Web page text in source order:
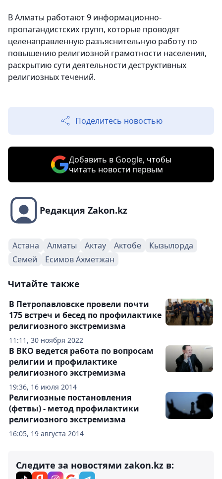
В Алматы работают 9 информационно-
пропагандистских групп, которые проводят
целенаправленную разъяснительную работу по
повышению религиозной грамотности населения,
раскрытию сути деятельности деструктивных
религиозных течений.
Поделитесь новостью
Добавить в Google, чтобы
читать новости первым
Редакция Zakon.kz
Астана Алматы Актау Актобе
Кызылорда
Семей
Есимов Ахметжан
Читайте также
11:11, 30 ноября 2022
В Петропавловске провели почти
175 встреч и бесед по профилактике
религиозного экстремизма
19:36, 16 июля 2014
В ВКО ведется работа по вопросам
религии и профилактике
религиозного экстремизма
16:05, 19 августа 2014
Религиозные постановления
(фетвы) - метод профилактики
религиозного экстремизма
Следите за новостями zakon.kz в: